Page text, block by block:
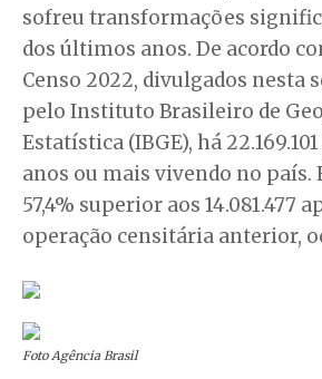
sofreu transformações
dos últimos anos. De acordo
Censo 2022, divulgados nesta
pelo Instituto Brasileiro de
Estatística (IBGE), há
anos ou mais vivendo no país.
57,4% superior aos 14.081.477
operação censitária anterior,
Foto Agência Brasil